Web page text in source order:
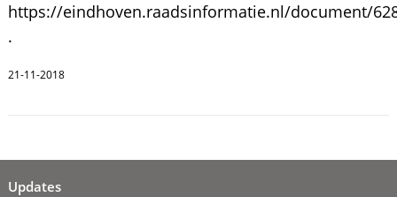
https://eindhoven.raadsinformatie.nl/document/
.
21-11-2018
Updates